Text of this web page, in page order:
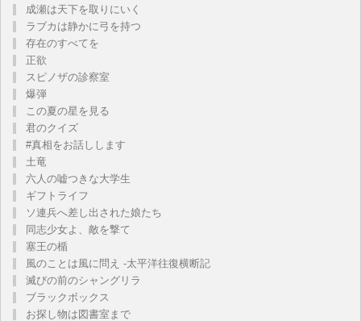
成瀬は天下を取りにいく
ラブカは静かに弓を持つ
存在のすべてを
正欲
スピノザの診察室
爆弾
この夏の星を見る
君のクイズ
#真相をお話しします
土竜
六人の嘘つきな大学生
ギフトライフ
ソ連兵へ差し出された娘たち
同志少女よ、敵を撃て
塞王の楯
風のことは風に問え -太平洋往復横断記
滅びの前のシャングリラ
ブラックボックス
お探し物は図書室まで